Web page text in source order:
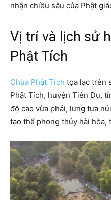
nhận chiều sâu của Phật
Vị trí và lịch sử
Phật Tích
Chùa Phật Tích tọa lạc trên
Phật Tích, huyện Tiên Du,
độ cao vừa phải, lưng tựa
tạo thế phong thủy hài hòa,